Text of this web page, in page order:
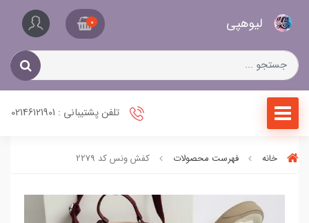
لیو‌هپی 0
تلفن پشتیبانی : 02146121901
خانه فهرست محصولات کفش ونس کد 2279